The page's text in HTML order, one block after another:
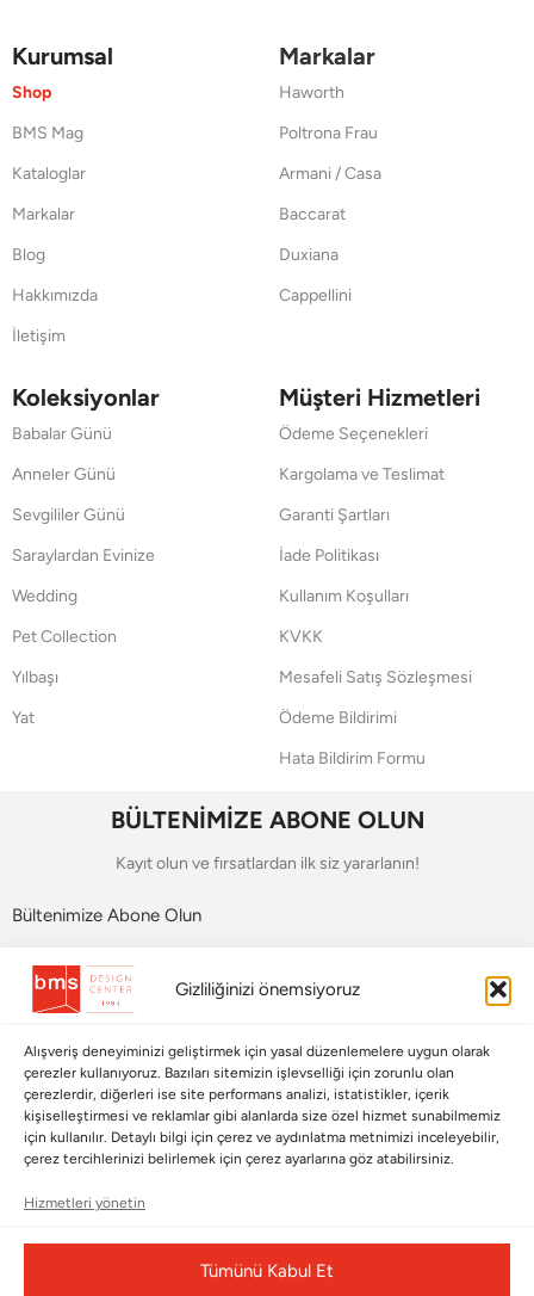
Gizliliğinizi önemsiyoruz
Alışveriş deneyiminizi geliştirmek için yasal düzenlemelere uygun olarak
çerezler kullanıyoruz. Bazıları sitemizin işlevselliği için zorunlu olan
çerezlerdir, diğerleri ise site performans analizi, istatistikler, içerik
kişiselleştirmesi ve reklamlar gibi alanlarda size özel hizmet sunabilmemiz
için kullanılır. Detaylı bilgi için çerez ve aydınlatma metnimizi inceleyebilir,
çerez tercihlerinizi belirlemek için çerez ayarlarına göz atabilirsiniz.
Hizmetleri yönetin
Tümünü Kabul Et
Kurumsal
Shop
BMS Mag
Kataloglar
Markalar
Blog
Hakkımızda
İletişim
Markalar
Haworth
Poltrona Frau
Armani / Casa
Baccarat
Duxiana
Cappellini
Koleksiyonlar
Babalar Günü
Anneler Günü
Sevgililer Günü
Saraylardan Evinize
Wedding
Pet Collection
Yılbaşı
Yat
Müşteri Hizmetleri
Ödeme Seçenekleri
Kargolama ve Teslimat
Garanti Şartları
İade Politikası
Kullanım Koşulları
KVKK
Mesafeli Satış Sözleşmesi
Ödeme Bildirimi
Hata Bildirim Formu
BÜLTENİMİZE ABONE OLUN
Kayıt olun ve fırsatlardan ilk siz yararlanın!
Bültenimize Abone Olun